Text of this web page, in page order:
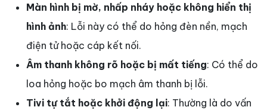
Màn hình bị mờ, nhấp nháy hoặc không hiển thị
hình ảnh: Lỗi này có thể do hỏng đèn nền, mạch
điện tử hoặc cáp kết nối.
Âm thanh không rõ hoặc bị mất tiếng: Có thể do
loa hỏng hoặc bo mạch âm thanh bị lỗi.
Tivi tự tắt hoặc khởi động lại: Thường là do vấn